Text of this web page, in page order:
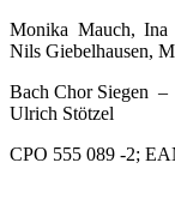
Monika Mauch, Ina
Nils Giebelhausen,
Bach Chor Siegen –
Ulrich Stötzel
CPO 555 089 -2;